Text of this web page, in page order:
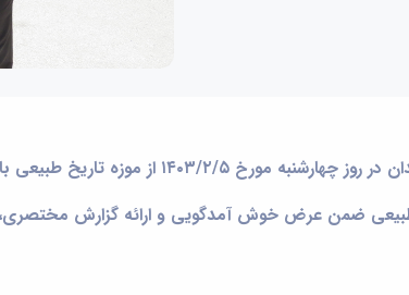
تاریخ طبیعی بازدید به عمل آوردند.
طبیعی ضمن عرض خوش آمدگویی و ارائه گزارش